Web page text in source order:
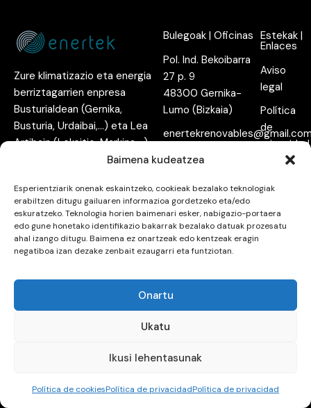
Baimena kudeatzea
Esperientziarik onenak eskaintzeko, cookieak bezalako teknologiak
erabiltzen ditugu gailuaren informazioa gordetzeko eta/edo
eskuratzeko. Teknologia horien baimenari esker, nabigazio-portaera
edo gune honetako identifikazio bakarrak bezalako datuak prozesatu
ahal izango ditugu. Baimena ez onartzeak edo kentzeak eragin
negatiboa izan dezake zenbait ezaugarri eta funtziotan.
Onartu
Ukatu
Ikusi lehentasunak
Política de cookiesPolítica de privacidadPolítica de privacidad
Zure klimatizazio eta energia
berriztagarrien enpresa
Busturialdean (Gernika,
Busturia, Urdaibai,…) eta Lea
Artibain (Lekeitio, Markina,…)
Tu empresa de climatización y
Busturialdea (Gernika, Busturia,
Urdaibai, …) y Lea Artibai
(Lekeitio, Markina, …)
Bulegoak | Oficinas
Pol. Ind. Bekoibarra
27 p. 9
48300 Gernika-
Lumo (Bizkaia)
+34 946 43 36 57
+34 686 28 22 55
(Alain)
+34 679 37 19 06
(Jonathan)
Estekak |
Enlaces
Aviso
legal
Política
de
privacidad
Política
de
Contacto
enertek
Diseño y desarrollo web Bikain Studio